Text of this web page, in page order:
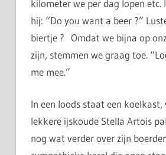
kilometer we per dag lopen etc.
hij: “Do you want a beer ?”
biertje ? Omdat we bijna op
zijn, stemmen we graag toe.
me mee.”
In een loods staat een
lekkere ijskoude Stella Artois
nog wat verder over zijn